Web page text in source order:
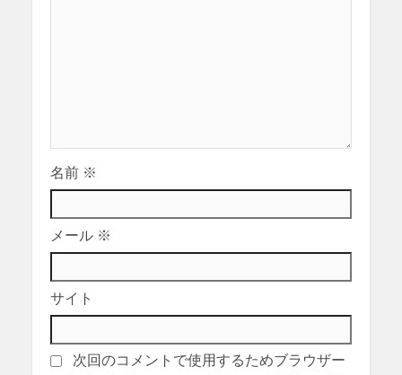
名前 ※
メール ※
サイト
次回のコメントで使用するためブラウザー